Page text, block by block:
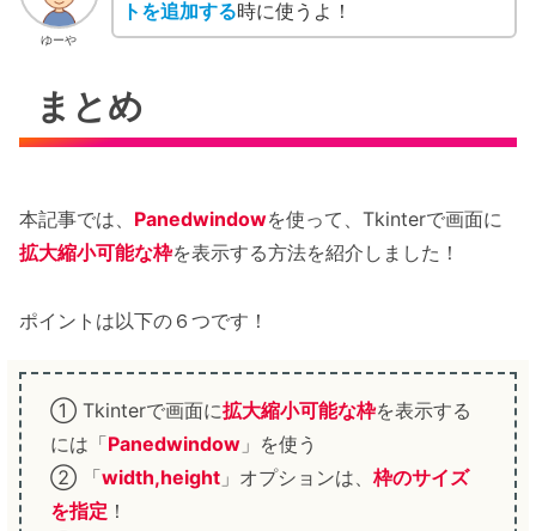
ゆーや
トを追加する時に使うよ！
まとめ
本記事では、 Panedwindowを使って、Tkinterで画面に
拡大縮小可能な枠を表示する方法を紹介しました！
ポイントは以下の６つです！
① Tkinterで画面に拡大縮小可能な枠を表示する
には「Panedwindow 」を使う
② 「width,height 」オプションは、 枠のサイズ
を指定 ！